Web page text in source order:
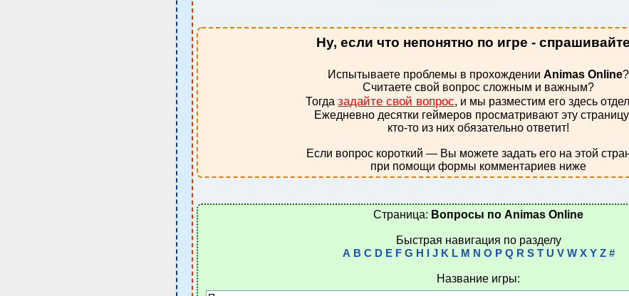
Ну, если что непонятно по игре -
Испытываете проблемы в прохожденииAnimas Online?
Считаете свой вопрос сложным и важным?
Тогдазадайте свой вопрос, и мы разместим его здесь
Ежедневно десятки геймеров просматривают эту
кто-то из них обязательно ответит!
Если вопрос короткий — Вы можете задать его на этой
при помощи формы комментариев ниже
Страница: Вопросы по Animas Online
Быстрая навигация по разделу
A B C D E F G H J K L M N O P Q R S T U V W X Y Z #
Название игры: